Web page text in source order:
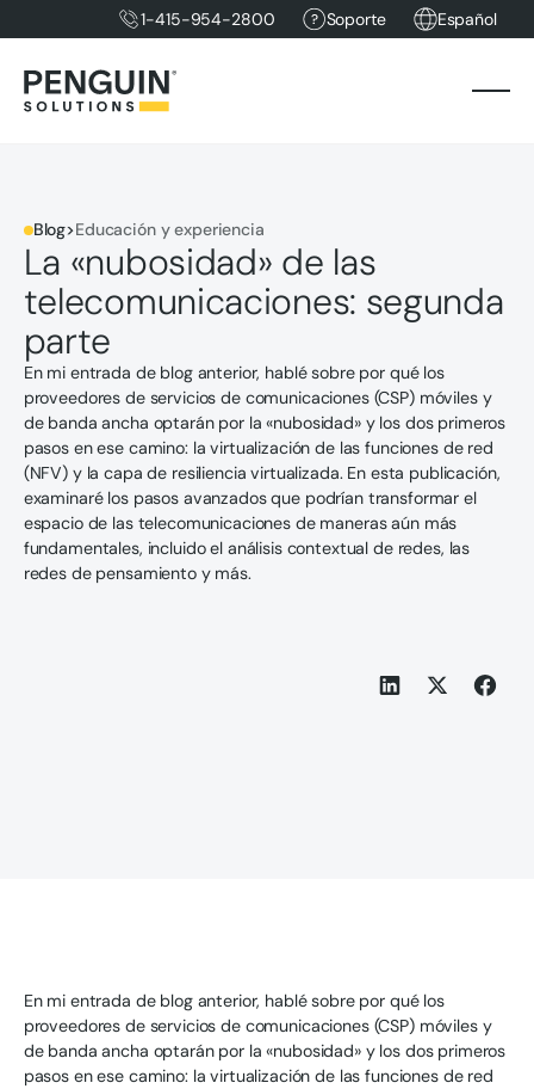
1-415-954-2800 Soporte Español
Blog>Educación y experiencia
La «nubosidad» de las
telecomunicaciones: segunda
parte
En mi entrada de blog anterior, hablé sobre por qué los
proveedores de servicios de comunicaciones (CSP) móviles y
de banda ancha optarán por la «nubosidad» y los dos primeros
pasos en ese camino: la virtualización de las funciones de red
(NFV) y la capa de resiliencia virtualizada. En esta publicación,
examinaré los pasos avanzados que podrían transformar el
espacio de las telecomunicaciones de maneras aún más
fundamentales, incluido el análisis contextual de redes, las
redes de pensamiento y más.
En mi entrada de blog anterior, hablé sobre por qué los
proveedores de servicios de comunicaciones (CSP) móviles y
de banda ancha optarán por la «nubosidad» y los dos primeros
pasos en ese camino: la virtualización de las funciones de red